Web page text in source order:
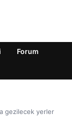
Forum
gezilecek yerler